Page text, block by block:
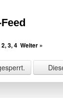
2,3,4 Weiter »